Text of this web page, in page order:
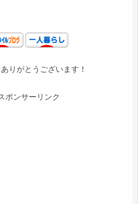
りがとうございます！
ポンサーリンク